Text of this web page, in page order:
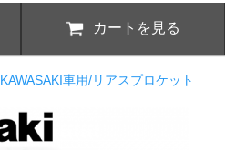
カートを見る
KAWASAKI車用/リアスプロケット